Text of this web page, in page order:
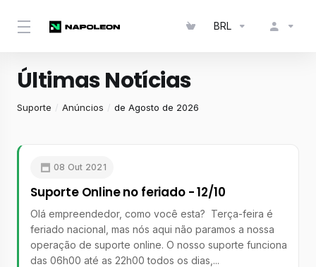
BRL
Últimas Notícias
Suporte Anúncios de Agosto de 2026
08 Out 2021
Suporte Online no feriado - 12/10
Olá empreendedor, como você esta? Terça-feira é
feriado nacional, mas nós aqui não paramos a nossa
operação de suporte online. O nosso suporte funciona
das 06h00 até as 22h00 todos os dias,...